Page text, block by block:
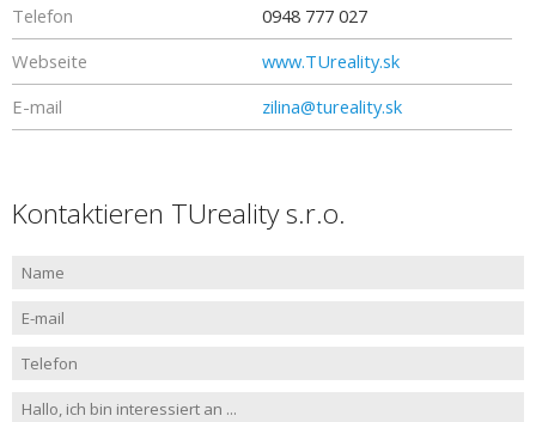
Telefon
0948 777 027
Webseite
www.TUreality.sk
E-mail
zilina@tureality.sk
Kontaktieren TUreality s.r.o.